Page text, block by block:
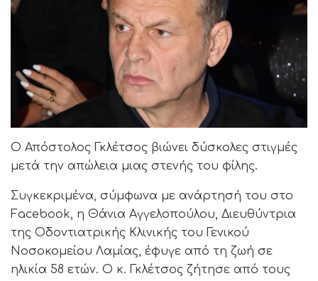
Ο Απόστολος Γκλέτσος βιώνει δύσκολες στιγμές
μετά την απώλεια μιας στενής του φίλης.
Συγκεκριμένα, σύμφωνα με ανάρτησή του στο
Facebook, η Θάνια Αγγελοπούλου, Διευθύντρια
της Οδοντιατρικής Κλινικής του Γενικού
Νοσοκομείου Λαμίας, έφυγε από τη ζωή σε
ηλικία 58 ετών. Ο κ. Γκλέτσος ζήτησε από τους